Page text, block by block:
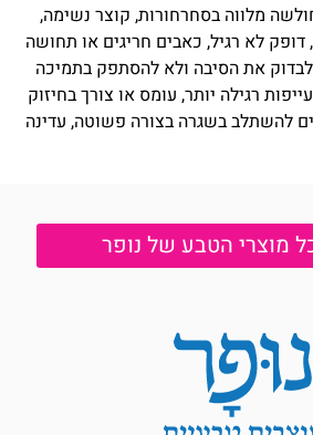
מלווה בסחרחורות, קוצר נשימה,
לא רגיל, כאבים חריגים או תחושה
את הסיבה ולא להסתפק בתמיכה
רגילה יותר, עומס או צורך בחיזוק
להשתלב בשגרה בצורה פשוטה, עדינה
מוצרי הטבע של נופר